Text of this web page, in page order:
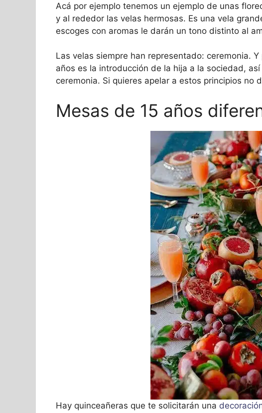
Acá por ejemplo tenemos un ejemplo de unas
y al rededor las velas hermosas. Es una vela
escoges con aromas le darán un tono distinto al
Las velas siempre han representado: ceremonia.
años es la introducción de la hija a la sociedad,
ceremonia. Si quieres apelar a estos principios no
Mesas de 15 años
Hay quinceañeras que te solicitarán una